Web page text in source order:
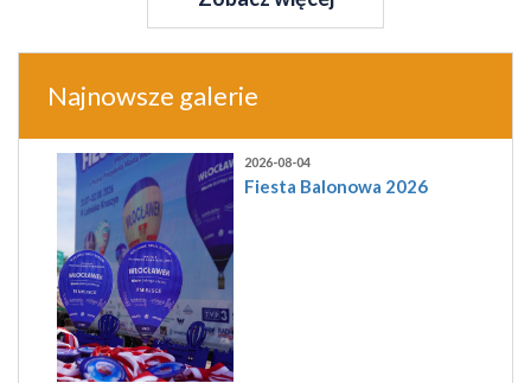
Najnowsze galerie
2026-08-04
Fiesta Balonowa 2026